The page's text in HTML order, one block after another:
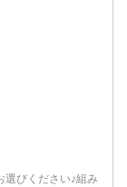
選びください♪組み